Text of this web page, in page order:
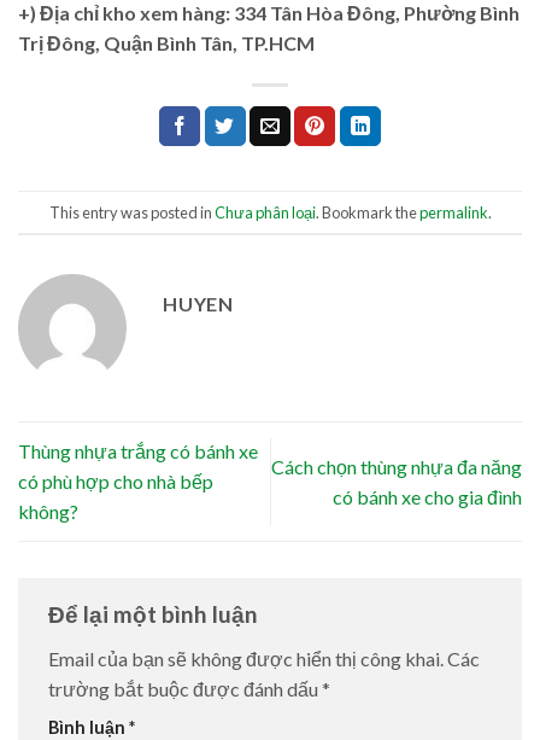
+) Địa chỉ kho xem hàng: 334 Tân Hòa Đông, Phường Bình
Trị Đông, Quận Bình Tân, TP.HCM
This entry was posted inChưa phân loại. Bookmark thepermalink.
HUYEN
Thùng nhựa trắng có bánh xe
có phù hợp cho nhà bếp
không?
Cách chọn thùng nhựa đa năng
có bánh xe cho gia đình
Để lại một bình luận
Email của bạn sẽ không được hiển thị công khai.Các
trường bắt buộc được đánh dấu *
Bình luận *